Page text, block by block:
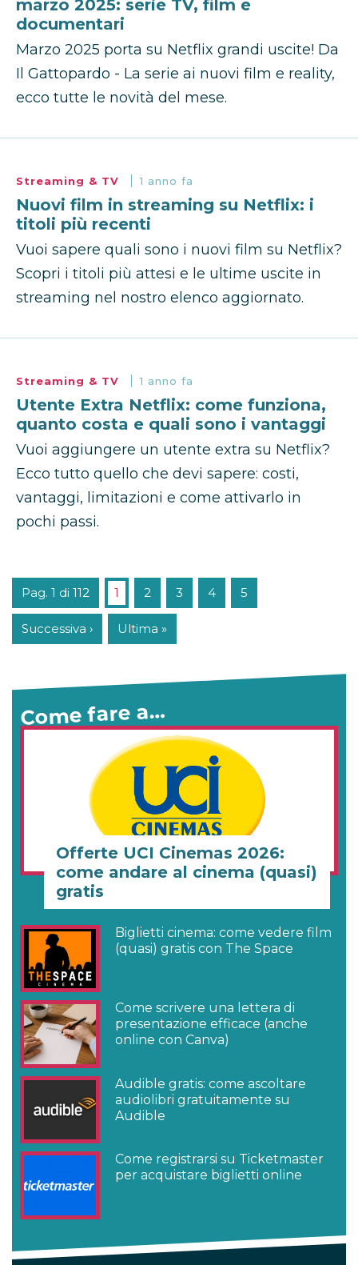
marzo 2025: serie TV, film e
documentari
Marzo 2025 porta su Netflix grandi uscite! Da
Il Gattopardo - La serie ai nuovi film e reality,
ecco tutte le novità del mese.
Streaming & TV 1 anno fa
Nuovi film in streaming su Netflix: i
titoli più recenti
Vuoi sapere quali sono i nuovi film su Netflix?
Scopri i titoli più attesi e le ultime uscite in
streaming nel nostro elenco aggiornato.
Streaming & TV 1 anno fa
Utente Extra Netflix: come funziona,
quanto costa e quali sono i vantaggi
Vuoi aggiungere un utente extra su Netflix?
Ecco tutto quello che devi sapere: costi,
vantaggi, limitazioni e come attivarlo in
pochi passi.
Pag. 1 di 112 1 2 3 4 5
Successiva › Ultima »
Come fare a…
Offerte UCI Cinemas 2026:
come andare al cinema (quasi)
gratis
Biglietti cinema: come vedere film
(quasi) gratis con The Space
Come scrivere una lettera di
presentazione efficace (anche
online con Canva)
Audible gratis: come ascoltare
audiolibri gratuitamente su
Audible
Come registrarsi su Ticketmaster
per acquistare biglietti online